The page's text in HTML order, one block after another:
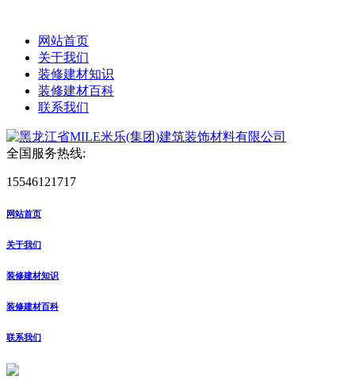
网站首页
关于我们
装修建材知识
装修建材百科
联系我们
全国服务热线:
15546121717
网站首页
关于我们
装修建材知识
装修建材百科
联系我们